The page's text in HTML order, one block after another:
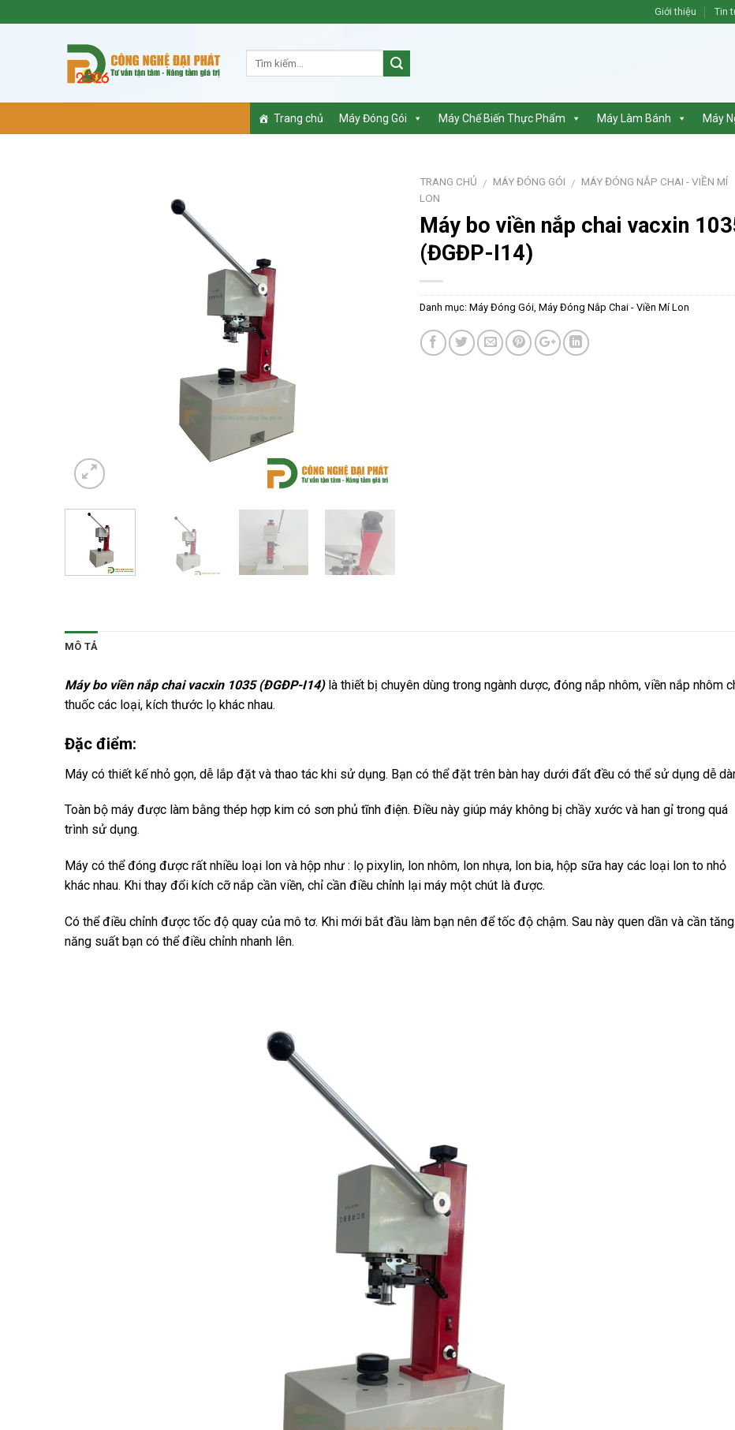
to
Giới thiệu Tin
Trang chủ Máy Đóng Gói Máy Chế Biến Thực Phẩm Máy Làm Bánh Máy
TRANG CHỦ / MÁY ĐÓNG GÓI / MÁY ĐÓNG NẮP CHAI - VIỀN MÍ
LON
Máy bo viền nắp chai vacxin
(ĐGĐP-I14)
Danh mục: Máy Đóng Gói, Máy Đóng Nắp Chai - Viền Mí Lon
MÔ TẢ
Máy bo viền nắp chai vacxin 1035 (ĐGĐP-I14)là thiết bị chuyên dùng trong ngành dược, đóng nắp nhôm, viền nắp nhôm
thuốc các loại, kích thước lọ khác nhau.
Đặc điểm:
Máy có thiết kế nhỏ gọn, dễ lắp đặt và thao tác khi sử dụng. Bạn có thể đặt trên bàn hay dưới đất đều có thể sử dụng dễ
Toàn bộ máy được làm bằng thép hợp kim có sơn phủ tĩnh điện. Điều này giúp máy không bị chầy xước và han gỉ trong quá
trình sử dụng.
Máy có thể đóng được rất nhiều loại lon và hộp như : lọ pixylin, lon nhôm, lon nhựa, lon bia, hộp sữa hay các loại lon to nhỏ
khác nhau. Khi thay đổi kích cỡ nắp cần viền, chỉ cần điều chỉnh lại máy một chút là được.
Có thể điều chỉnh được tốc độ quay của mô tơ. Khi mới bắt đầu làm bạn nên để tốc độ chậm. Sau này quen dần và cần tăng
năng suất bạn có thể điều chỉnh nhanh lên.